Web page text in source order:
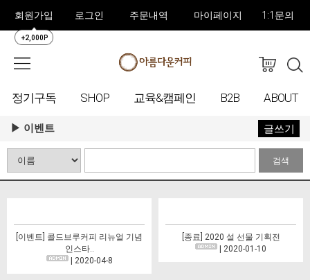
회원가입
+2,000P
로그인 주문내역 마이페이지 1:1문의
정기구독 SHOP 교육&캠페인 B2B ABOUT
이벤트 글쓰기
검색
[이벤트] 콜드브루커피 리뉴얼 기념
인스타..
| 2020-04-8
[종료] 2020 설 선물 기획전
| 2020-01-10